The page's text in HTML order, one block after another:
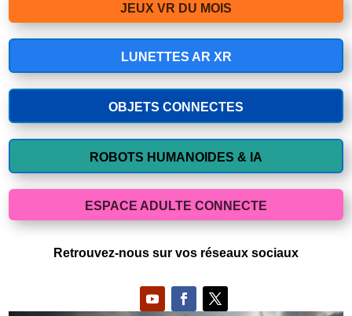
JEUX VR DU MOIS
LUNETTES AR XR
OBJETS CONNECTES
ROBOTS HUMANOIDES & IA
ESPACE ADULTE CONNECTE
Retrouvez-nous sur vos réseaux sociaux